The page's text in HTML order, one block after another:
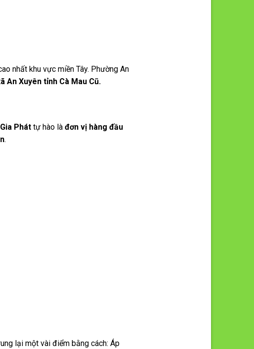
nhất khu vực miền Tây. Phường An
An Xuyên tỉnh Cà Mau Cũ.
Phát tự hào làđơn vị hàng đầu
.
lại một vài điểm bằng cách: Áp